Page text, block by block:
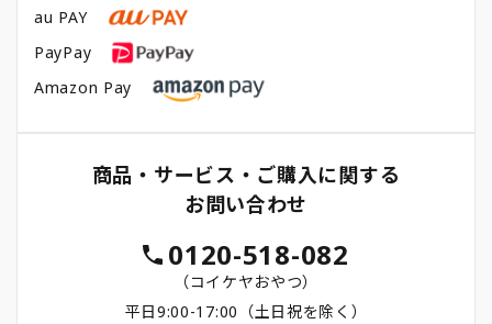
au PAY
PayPay
Amazon Pay
商品・サービス・ご購入に関する
お問い合わせ
0120-518-082
（コイケヤおやつ）
平日9:00-17:00（土日祝を除く）